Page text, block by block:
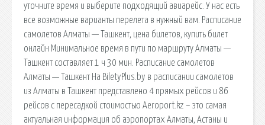
уточните время и выберите подходящий авиарейс. У нас есть
все возможные варианты перелета в нужный вам. Расписание
самолетов Алматы — Ташкент, цена билетов, купить билет
онлайн Минимальное время в пути по маршруту Алматы —
Ташкент составляет 1 ч 30 мин. Расписание самолетов
Алматы — Ташкент На BiletyPlus.by в расписании самолетов
из Алматы в Ташкент представлено 4 прямых рейсов и 86
рейсов с пересадкой стоимостью Aeroport.kz – это самая
актуальная информация об аэропортах Алматы, Астаны и